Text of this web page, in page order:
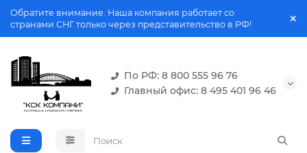
Обратите внимание. Наша компания работает со
странами СНГ только через представительство в РФ!
По РФ: 8 800 555 96 76
Главный офис: 8 495 401 96 46